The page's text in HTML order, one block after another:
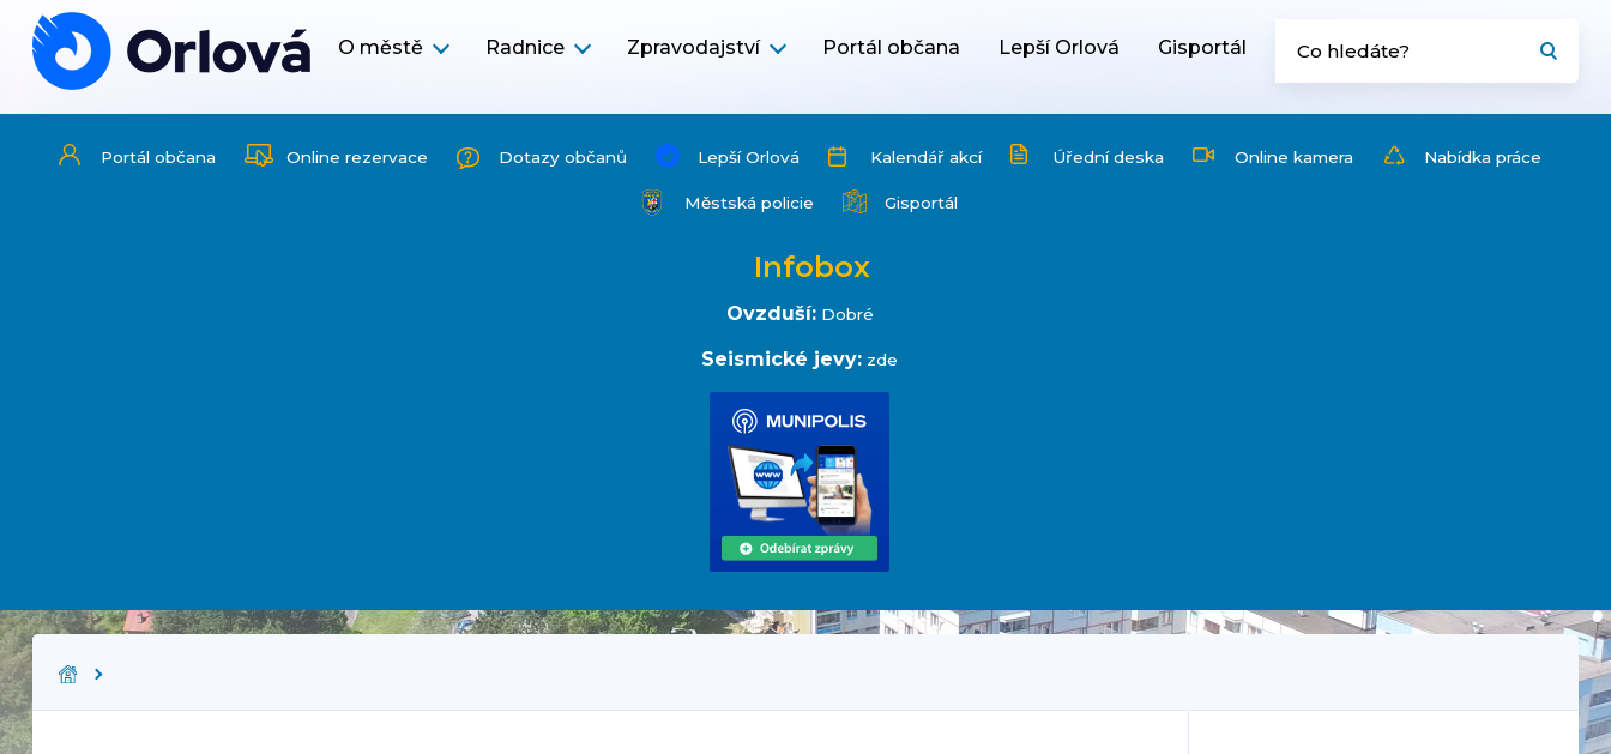
O městě Radnice Zpravodajství Portál občana Lepší Orlová Gisportál
Portál občana Online rezervace Dotazy občanů Lepší Orlová Kalendář akcí Úřední deska Online kamera Nabídka práce
Městská policie Gisportál
Infobox
Ovzduší: Dobré
Seismické jevy: zde